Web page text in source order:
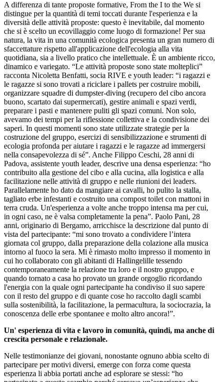
A differenza di tante proposte formative, From the I to the We si
distingue per la quantità di temi toccati durante l'esperienza e la
diversità delle attività proposte: questo è inevitabile, dal momento
che si è scelto un ecovillaggio come luogo di formazione! Per sua
natura, la vita in una comunità ecologica presenta un gran numero di
sfaccettature rispetto all'applicazione dell'ecologia alla vita
quotidiana, sia a livello pratico che intellettuale. È un ambiente ricco,
dinamico e variegato. “Le attività proposte sono state molteplici”
racconta Nicoletta Benfatti, socia RIVE e youth leader: “i ragazzi e
le ragazze si sono trovati a riciclare i pallets per costruire mobili,
organizzare squadre di dumpster-diving (recupero del cibo ancora
buono, scartato dai supermercati), gestire animali e spazi verdi,
preparare i pasti e mantenere puliti gli spazi comuni. Non solo,
avevamo dei tempi per la riflessione collettiva e la condivisione dei
saperi. In questi momenti sono state utilizzate strategie per la
costruzione del gruppo, esercizi di sensibilizzazione e strumenti di
ecologia profonda per aiutare i ragazzi e le ragazze ad immergersi
nella consapevolezza di sé”. Anche Filippo Ceschi, 28 anni di
Padova, assistente youth leader, descrive una densa esperienza: “ho
contribuito alla gestione del cibo e alla cucina, alla logistica e alla
facilitazione nelle attività di gruppo e nelle riunioni dei leaders.
Parallelamente ho dato da mangiare ai cavalli, ho pulito la stalla,
tagliato erbe infestanti e costruito una compost toilet con mattoni in
terra cruda. Un'esperienza a volte anche troppo intensa ma per cui,
in ogni caso, ne è valsa completamente la pena”. Paolo Pani, 28
anni, originario di Bergamo, arricchisce la descrizione dal punto di
vista del partecipante: “mi sono trovato a condividere l’intera
giornata col gruppo, dalla preparazione della colazione alla musica
intorno al fuoco la sera. Mi è rimasto molto impresso il momento in
cui ho collaborato con gli abitanti di Hallingelille tessendo
contemporaneamente la relazione tra loro e il nostro gruppo, e
quando tornato a casa ho provato un grande orgoglio ricordando
l'energia con la quale ogni partecipante ha condiviso il suo sapere
con il resto del gruppo e di quante cose ho raccolto dagli scambi
sulla sostenibilità, la facilitazione, la permacultura, la sociocrazia, la
conoscenza delle erbe spontanee e molto altro ancora!”.
Un' esperienza di vita e lavoro in comunità, quindi, ma anche di
crescita personale e relazionale.
Nelle testimonianze dei giovani, nonostante ognuno abbia scelto di
partecipare per motivi diversi, emerge con forza come questa
esperienza li abbia portati anche ad esplorare se stessi: “ho